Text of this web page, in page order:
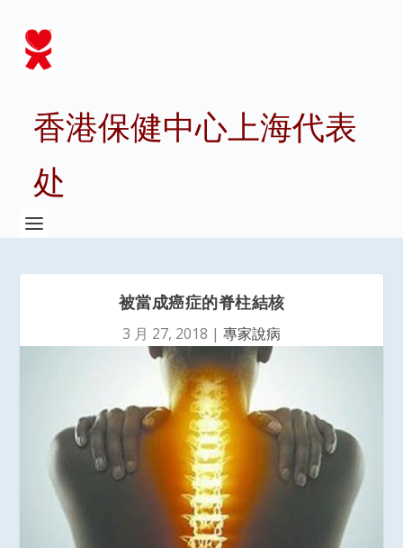
香港保健中心上海代表
处
被當成癌症的脊柱結核
3 月 27, 2018 | 專家說病